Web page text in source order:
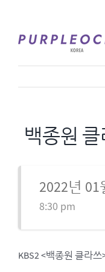
content
백종원
2022년 01
8:30 pm
KBS2 <백종원 클라쓰